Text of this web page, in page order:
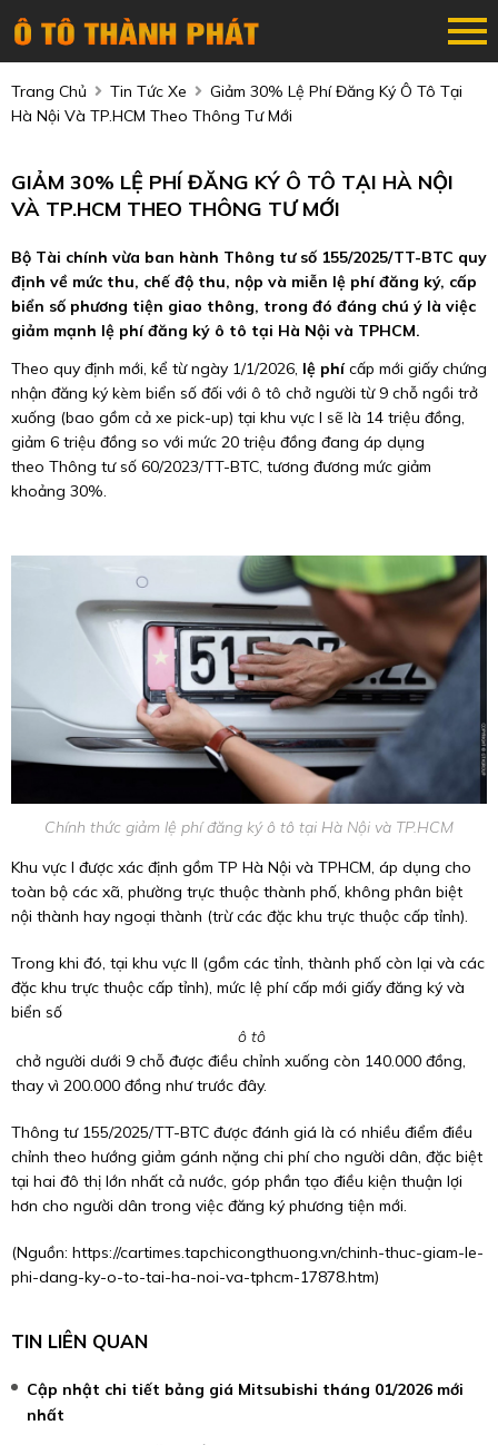
Trang Chủ Tin Tức Xe
Giảm 30% Lệ Phí Đăng Ký Ô Tô Tại
Hà Nội Và TP.HCM Theo Thông Tư Mới
GIẢM 30% LỆ PHÍ ĐĂNG KÝ Ô TÔ TẠI HÀ NỘI
VÀ TP.HCM THEO THÔNG TƯ MỚI
Bộ Tài chính vừa ban hành Thông tư số 155/2025/TT-BTC quy
định về mức thu, chế độ thu, nộp và miễn lệ phí đăng ký, cấp
biển số phương tiện giao thông, trong đó đáng chú ý là việc
giảm mạnh lệ phí đăng ký ô tô tại Hà Nội và TPHCM.
Theo quy định mới, kể từ ngày 1/1/2026, lệ phícấp mới giấy chứng
nhận đăng ký kèm biển số đối với ô tô chở người từ 9 chỗ ngồi trở
xuống (bao gồm cả xe pick-up) tại khu vực I sẽ là 14 triệu đồng,
giảm 6 triệu đồng so với mức 20 triệu đồng đang áp dụng
theo Thông tư số 60/2023/TT-BTC, tương đương mức giảm
khoảng 30%.
Chính thức giảm lệ phí đăng ký ô tô tại Hà Nội và TP.HCM
Khu vực I được xác định gồm TP Hà Nội và TPHCM, áp dụng cho
toàn bộ các xã, phường trực thuộc thành phố, không phân biệt
nội thành hay ngoại thành (trừ các đặc khu trực thuộc cấp tỉnh).
Trong khi đó, tại khu vực II (gồm các tỉnh, thành phố còn lại và các
đặc khu trực thuộc cấp tỉnh), mức lệ phí cấp mới giấy đăng ký và
biển số
ô tô
chở người dưới 9 chỗ được điều chỉnh xuống còn 140.000 đồng,
thay vì 200.000 đồng như trước đây.
Thông tư 155/2025/TT-BTC được đánh giá là có nhiều điểm điều
chỉnh theo hướng giảm gánh nặng chi phí cho người dân, đặc biệt
tại hai đô thị lớn nhất cả nước, góp phần tạo điều kiện thuận lợi
hơn cho người dân trong việc đăng ký phương tiện mới.
(Nguồn: https://cartimes.tapchicongthuong.vn/chinh-thuc-giam-le-
phi-dang-ky-o-to-tai-ha-noi-va-tphcm-17878.htm)
TIN LIÊN QUAN
Cập nhật chi tiết bảng giá Mitsubishi tháng 01/2026 mới
nhất